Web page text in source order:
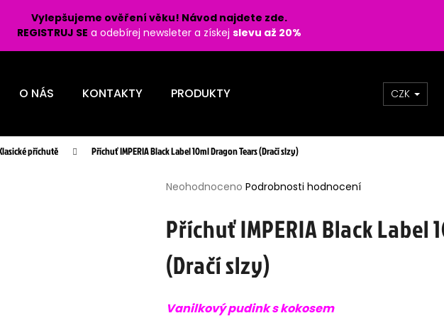
Vylepšujeme ověření věku! Návod najdete zde.
REGISTRUJ SE a odebírej newsleter a získej slevu až 20%
O NÁS KONTAKTY PRODUKTY CZK
příchutě Příchuť IMPERIA Black Label 10ml Dragon Tears (Dračí slzy)
Průměrné
je
z
5
Neohodnoceno Podrobnosti hodnocení
Příchuť IMPERIA Black Label
(Dračí slzy)
Vanilkový pudink s kokosem
BURST 10ML - 10MG